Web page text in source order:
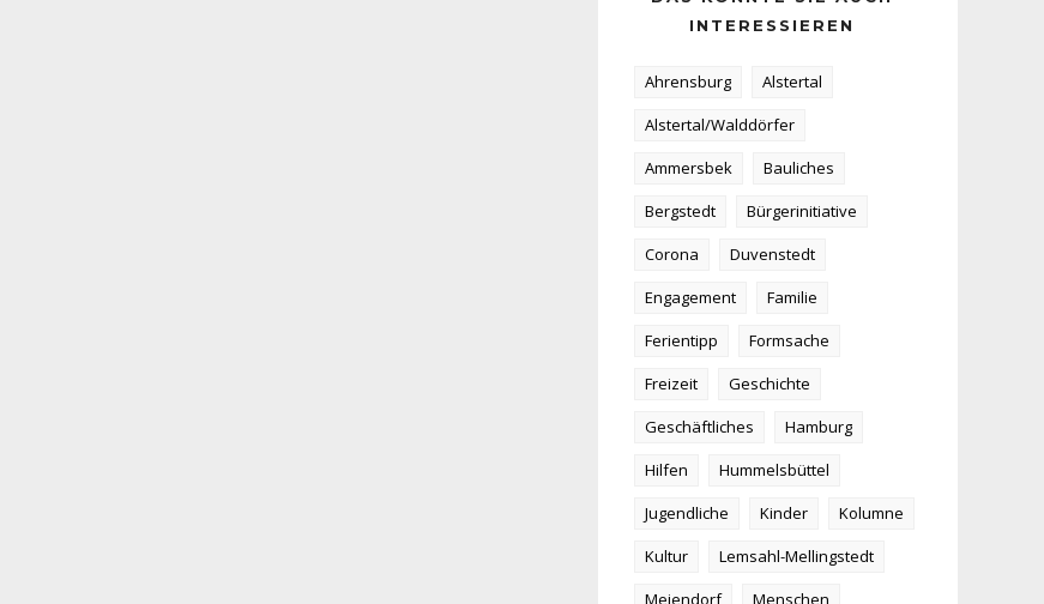
INTERESSIEREN
Ahrensburg
Alstertal
Alstertal/Walddörfer
Ammersbek
Bauliches
Bergstedt
Bürgerinitiative
Corona
Duvenstedt
Engagement
Familie
Ferientipp
Formsache
Freizeit
Geschichte
Geschäftliches
Hamburg
Hilfen
Hummelsbüttel
Jugendliche
Kinder
Kolumne
Kultur
Lemsahl-Mellingstedt
Meiendorf
Menschen